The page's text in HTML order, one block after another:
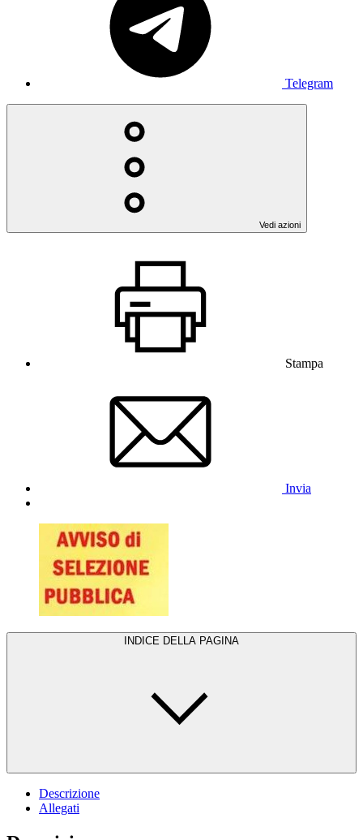
Telegram
Vedi azioni
Stampa
Invia
INDICE DELLA PAGINA
Descrizione
Allegati